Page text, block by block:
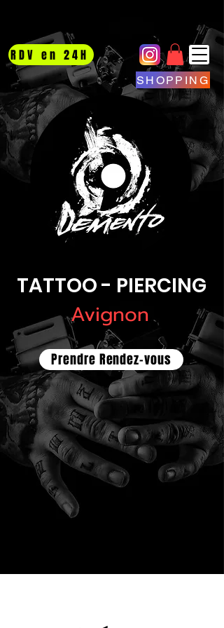
TATTOO - PIERCING
Avignon
Prendre Rendez-vous
RDV en 24H
SHOPPING